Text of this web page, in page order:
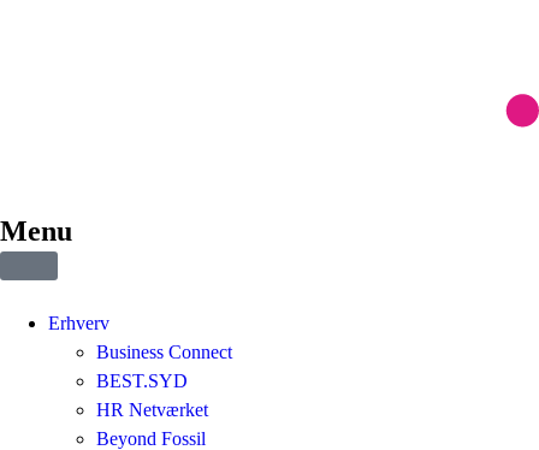
Menu
Erhverv
Business Connect
BEST.SYD
HR Netværket
Beyond Fossil